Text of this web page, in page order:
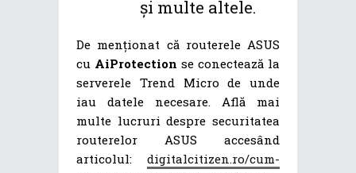
și multe altele.
De menționat că routerele ASUS
cu AiProtection se conectează la
serverele Trend Micro de unde
iau datele necesare. Află mai
multe lucruri despre securitatea
routerelor ASUS accesând
articolul: digitalcitizen.ro/cum-